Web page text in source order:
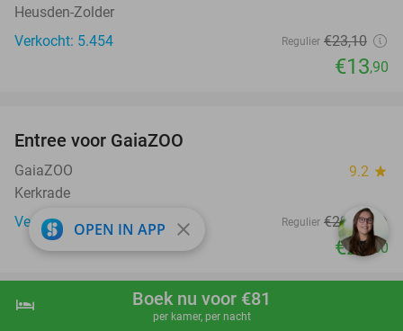
shopping_cart Boek nu
hotel Boek nu voor €81
per kamer, per nacht
Heusden-Zolder
Verkocht: 5.454
Regulier €23,10
€13,90
Entree voor GaiaZOO
GaiaZOO 9.2 star
Kerkrade
Verkocht: 7.982
Regulier €28 ,50
€24,50
OPEN IN APP close